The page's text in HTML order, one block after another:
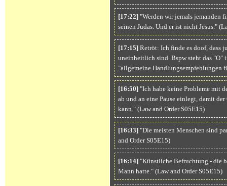
[17:22]"Werden wir jemals jemanden
seinen Judas. Und er ist nicht Jesus."
[17:15]Retröt: Ich finde es doof, dass
uneinheitlich sind. Bspw steht das "O"
"allgemeine Handlungsempfehlungen
[16:50]"Ich habe keine Probleme mit
ab und an eine Pause einlegt, damit
kann." (Law and Order S05E15)
[16:33]"Die meisten Menschen sind
and Order S05E15)
[16:14]"Künstliche Befruchtung - die
Mann hatte." (Law and Order S05E15)